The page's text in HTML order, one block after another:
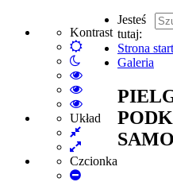
Kontrast
Default
mode
Włącz
tryb
nocny
High
Contrast
Black
White
High
Contrast
Black
High
Contrast
mode
Układ
Fixed
layout
Wide
layout
Czcionka
Set
Jesteś
tutaj:
Strona
Galeria